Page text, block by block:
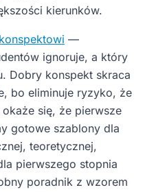
kierunków.
konspektowi —
ignoruje, a który
Dobry konspekt skraca
bo eliminuje ryzyko, że
się, że pierwsze
gotowe szablony dla
teoretycznej,
pierwszego stopnia
poradnik z wzorem